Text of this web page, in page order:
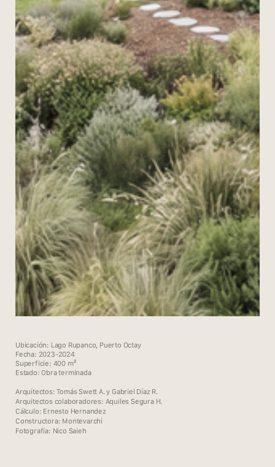
Ubicación: Lago Rupanco, Puerto Octay
Fecha: 2023-2024
Superficie: 400 m²
Estado: Obra terminada
Arquitectos: Tomás Swett A. y Gabriel Díaz R.
Arquitectos colaboradores: Aquiles Segura H.
Cálculo: Ernesto Hernandez
Constructora: Montevarchi
Fotografía: Nico Saieh